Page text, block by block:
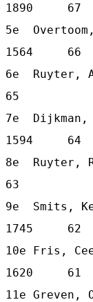
1890     67
5e
1564     66
6e
65
7e
1594     64
8e  Ruyter,
63
9e  Smits,
1745     62
10e Fris,
1620     61
11e